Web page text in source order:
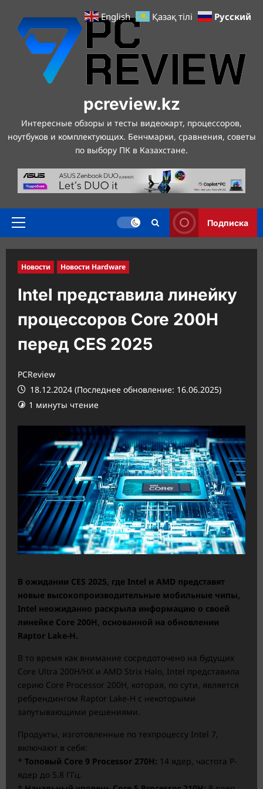
содержимому
pcreview.kz
Интересные обзоры и тесты видеокарт, процессоров,
ноутбуков и комплектующих. Бенчмарки, сравнения, советы
по выбору ПК в Казахстане.
Основное
Подписка
Новости Новости Hardware
Intel представила линейку
процессоров Core 200H
перед CES 2025
PCReview
18.12.2024 (Последнее обновление: 16.06.2025)
1 минуты чтение
В ожидании CES 2025, где Intel и AMD представят
новые высокопроизводительные мобильные чипы,
Intel неожиданно раскрыла информацию о своей
линейке Core 200H, основанной на обновлении
Raptor Lake-H.
В то время как внимание сосредоточено на будущих
Core Ultra 200H/HX и AMD Strix Halo, Intel представила
серию Core Processor 200H, которая, по сути, является
ребрендингом Raptor Lake-H с некоторыми
запутывающими решениями.
Продукты, изготовленные по техпроцессу Intel 7,
включают в себя:
* Топовый Core 9 Processor 270H: 14 ядер, частота P-
ядер до 5.8 ГГц.
English Қазақ тілі Русский